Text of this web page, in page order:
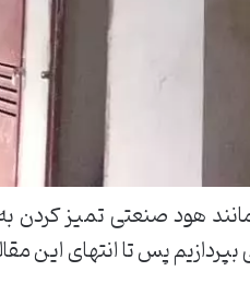
هود صنعتی تمیز کردن
پس تا انتهای این